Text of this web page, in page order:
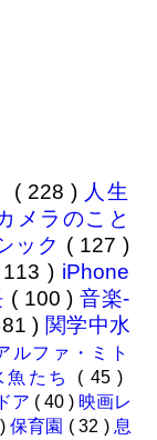
( 228 ) 人生
メラのこと
ック ( 127 )
) iPhone
( 100 )音楽-
) 関学中水
ルファ・ミト
魚たち ( 45 )
ア ( 40 ) 映画レ
保育園 ( 32 ) 息